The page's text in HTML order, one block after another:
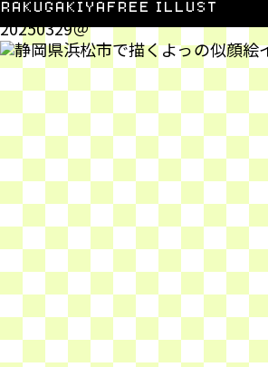
RAKUGAKIYA FREE ILLUST
静岡県浜松市で描くよっ
20250329＠